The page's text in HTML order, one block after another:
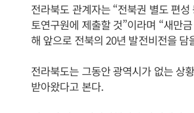
전라북도 관계자는 “전북권 별도 편
토연구원에 제출할 것”이라며 “새만
해 앞으로 전북의 20년 발전비전을 담
전라북도는 그동안 광역시가 없는 상
받아왔다고 본다.